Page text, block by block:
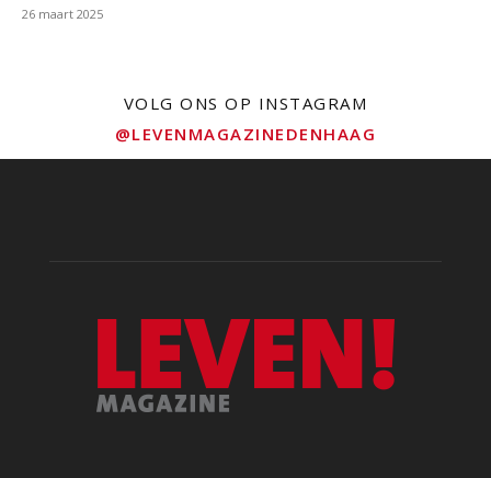
26 maart 2025
VOLG ONS OP INSTAGRAM
@LEVENMAGAZINEDENHAAG